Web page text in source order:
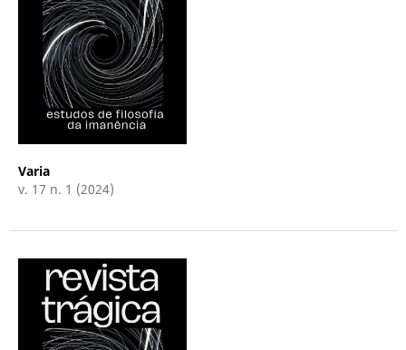
Varia
v. 17 n. 1 (2024)